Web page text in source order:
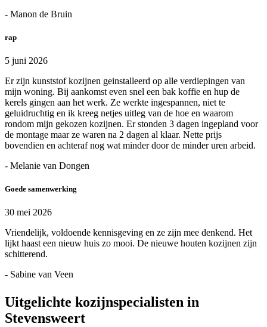
- Manon de Bruin
rap
5 juni 2026
Er zijn kunststof kozijnen geinstalleerd op alle verdiepingen van
mijn woning. Bij aankomst even snel een bak koffie en hup de
kerels gingen aan het werk. Ze werkte ingespannen, niet te
geluidruchtig en ik kreeg netjes uitleg van de hoe en waarom
rondom mijn gekozen kozijnen. Er stonden 3 dagen ingepland voor
de montage maar ze waren na 2 dagen al klaar. Nette prijs
bovendien en achteraf nog wat minder door de minder uren arbeid.
- Melanie van Dongen
Goede samenwerking
30 mei 2026
Vriendelijk, voldoende kennisgeving en ze zijn mee denkend. Het
lijkt haast een nieuw huis zo mooi. De nieuwe houten kozijnen zijn
schitterend.
- Sabine van Veen
Uitgelichte kozijnspecialisten in
Stevensweert